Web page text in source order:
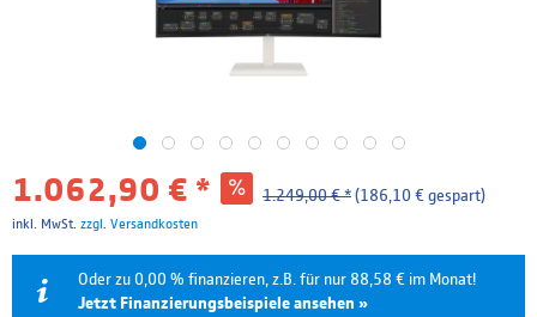
1.062,90 € * 1.249,00 € *(186,10 € gespart)
inkl. MwSt. zzgl. Versandkosten
Oder zu 0,00 % finanzieren, z.B. für nur 88,58 € im Monat!
Jetzt Finanzierungsbeispiele ansehen »